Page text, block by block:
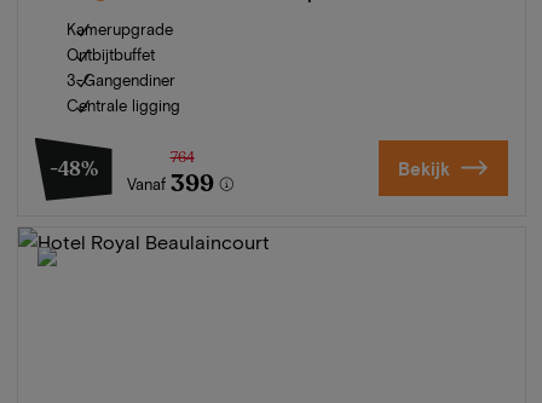
Kamerupgrade
Ontbijtbuffet
3-Gangendiner
Centrale ligging
-48%
Vanaf
764
399 Bekijk